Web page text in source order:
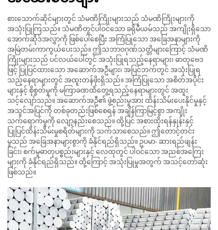
စားသောက်ဆိုင်များတွင် သံမဏိကြိုးများသည် သံမဏိကြိုးများကို
အသုံးပြုကြသည်။ သံမဏိတွင်ပါဝင်သော ခရိုမီယမ်သည် အကျိုးရှိသော
အောက်ဆိုဒ်အလွှာကို ဖြစ်ပေါ်စေပြီး အကြံပြုသော အခြေအနာများကို
အမြဲတမ်းကာကွယ်ပေးသည်။ ဤသဘာဝဂုဏ်သတ္တိများကြောင့် သံမဏိ
ကြိုးများသည် ပင်လယ်ပေါ်တွင် အသုံးပြုရသည့်နေရာများ၊ ဓာတုဗေဒ
ဖြင့် ပြုပြင်ထားသော အဆောက်အဦများ၊ အပြင်ဘက်တွင် အသုံးပြုရ
သည့်နေရာများတွင် အထူးတန်ဖိုးရှိသည်။ အကြံပြုသော အစိတ်အပိုင်း
များနှင့် စိုစွတ်မှုကို မကြာခဏထိတွေ့ရသည့်နေရာများတွင် အထူး
သင့်လျော်သည်။ အဆောက်အဦ၏ ဖွဲ့စည်းမှုအား ထိန်းသိမ်းပေးနိုင်မှုနှင့်
အသွင်အပြင်ကို တစ်ခုတည်းဖြစ်စေရန် အချိန်ကြာမြင့်စွာ အကျိုး
သက်ရောက်မှုကို လျော့နည်းစေသည်။ ထို့ပြင် အစားထိုးရန်နှုန်းနှင့်
ပြုပြင်ထိန်းသိမ်းမှုစရိတ်များကို သက်သာစေသည်။ ဤတောင့်တင်း
မှုသည် အခြေအနာများစွာကို ခံနိုင်ရည်ရှိသည်။ ဥပမာ- ဆားရည်ဖျန်း
ခြင်း၊ စက်မှုဓာတုပစ္စည်းများနှင့် လေထုတွင် ပါဝင်သော အညစ်အကြေး
များကို ခံနိုင်ရည်ရှိသည်။ ထို့ကြောင့် အသုံးပြုမှုအတွက် အသင့်တော်ဆုံး
ဖြစ်သည်။